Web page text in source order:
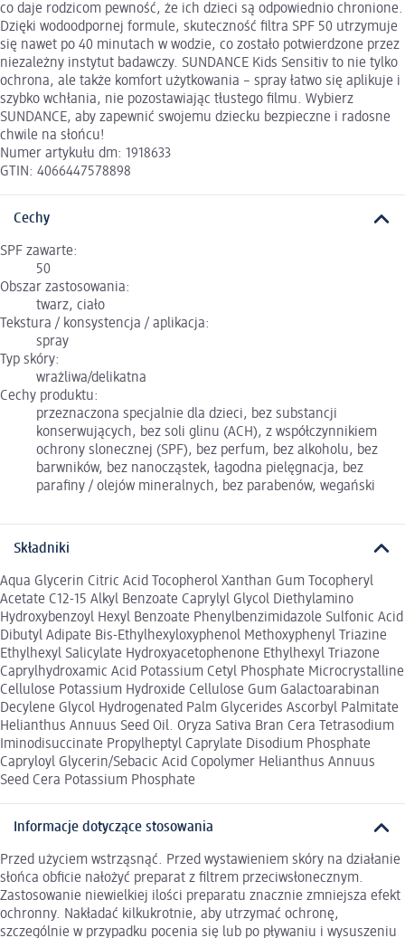
co daje rodzicom pewność, że ich dzieci są odpowiednio chronione.
Dzięki wodoodpornej formule, skuteczność filtra SPF 50 utrzymuje
się nawet po 40 minutach w wodzie, co zostało potwierdzone przez
niezależny instytut badawczy. SUNDANCE Kids Sensitiv to nie tylko
ochrona, ale także komfort użytkowania – spray łatwo się aplikuje i
szybko wchłania, nie pozostawiając tłustego filmu. Wybierz
SUNDANCE, aby zapewnić swojemu dziecku bezpieczne i radosne
chwile na słońcu!
Numer artykułu dm: 1918633
GTIN: 4066447578898
Cechy
SPF zawarte:
50
Obszar zastosowania:
twarz, ciało
Tekstura / konsystencja / aplikacja:
spray
Typ skóry:
wrażliwa/delikatna
Cechy produktu:
przeznaczona specjalnie dla dzieci, bez substancji
konserwujących, bez soli glinu (ACH), z współczynnikiem
ochrony slonecznej (SPF), bez perfum, bez alkoholu, bez
barwników, bez nanocząstek, łagodna pielęgnacja, bez
parafiny / olejów mineralnych, bez parabenów, wegański
Składniki
Aqua Glycerin Citric Acid Tocopherol Xanthan Gum Tocopheryl
Acetate C12-15 Alkyl Benzoate Caprylyl Glycol Diethylamino
Hydroxybenzoyl Hexyl Benzoate Phenylbenzimidazole Sulfonic Acid
Dibutyl Adipate Bis-Ethylhexyloxyphenol Methoxyphenyl Triazine
Ethylhexyl Salicylate Hydroxyacetophenone Ethylhexyl Triazone
Caprylhydroxamic Acid Potassium Cetyl Phosphate Microcrystalline
Cellulose Potassium Hydroxide Cellulose Gum Galactoarabinan
Decylene Glycol Hydrogenated Palm Glycerides Ascorbyl Palmitate
Helianthus Annuus Seed Oil. Oryza Sativa Bran Cera Tetrasodium
Iminodisuccinate Propylheptyl Caprylate Disodium Phosphate
Capryloyl Glycerin/Sebacic Acid Copolymer Helianthus Annuus
Seed Cera Potassium Phosphate
Informacje dotyczące stosowania
Przed użyciem wstrząsnąć. Przed wystawieniem skóry na działanie
słońca obficie nałożyć preparat z filtrem przeciwsłonecznym.
Zastosowanie niewielkiej ilości preparatu znacznie zmniejsza efekt
ochronny. Nakładać kilkukrotnie, aby utrzymać ochronę,
szczególnie w przypadku pocenia się lub po pływaniu i wysuszeniu